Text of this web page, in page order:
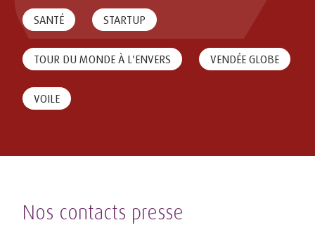
SANTÉ STARTUP
TOUR DU MONDE À L'ENVERS VENDÉE GLOBE
VOILE
Nos contacts presse